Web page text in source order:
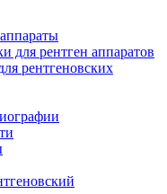
для рентген аппаратов
рентгеновских